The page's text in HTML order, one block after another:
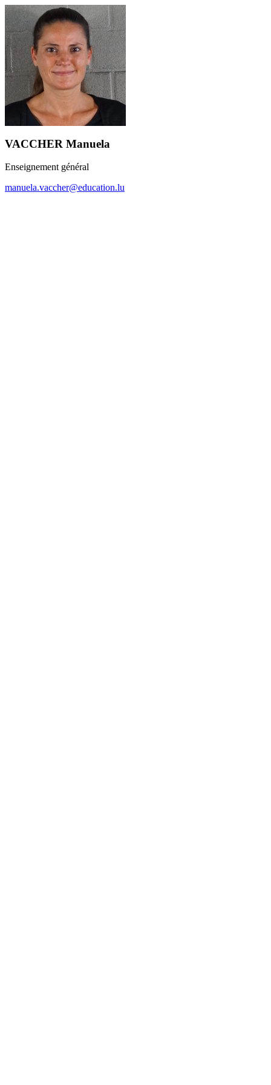
VACCHER Manuela
Enseignement général
manuela.vaccher@education.lu